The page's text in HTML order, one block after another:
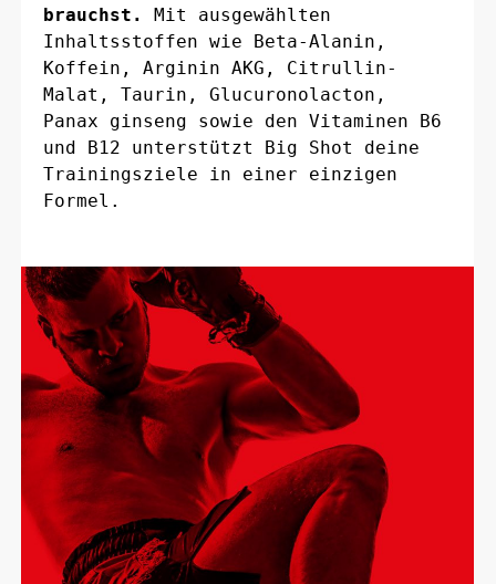
brauchst.Mit ausgewählten
Inhaltsstoffen wie Beta-Alanin,
Koffein, Arginin AKG, Citrullin-
Malat, Taurin, Glucuronolacton,
Panax ginseng sowie den Vitaminen B6
und B12 unterstützt Big Shot deine
Trainingsziele in einer einzigen
Formel.